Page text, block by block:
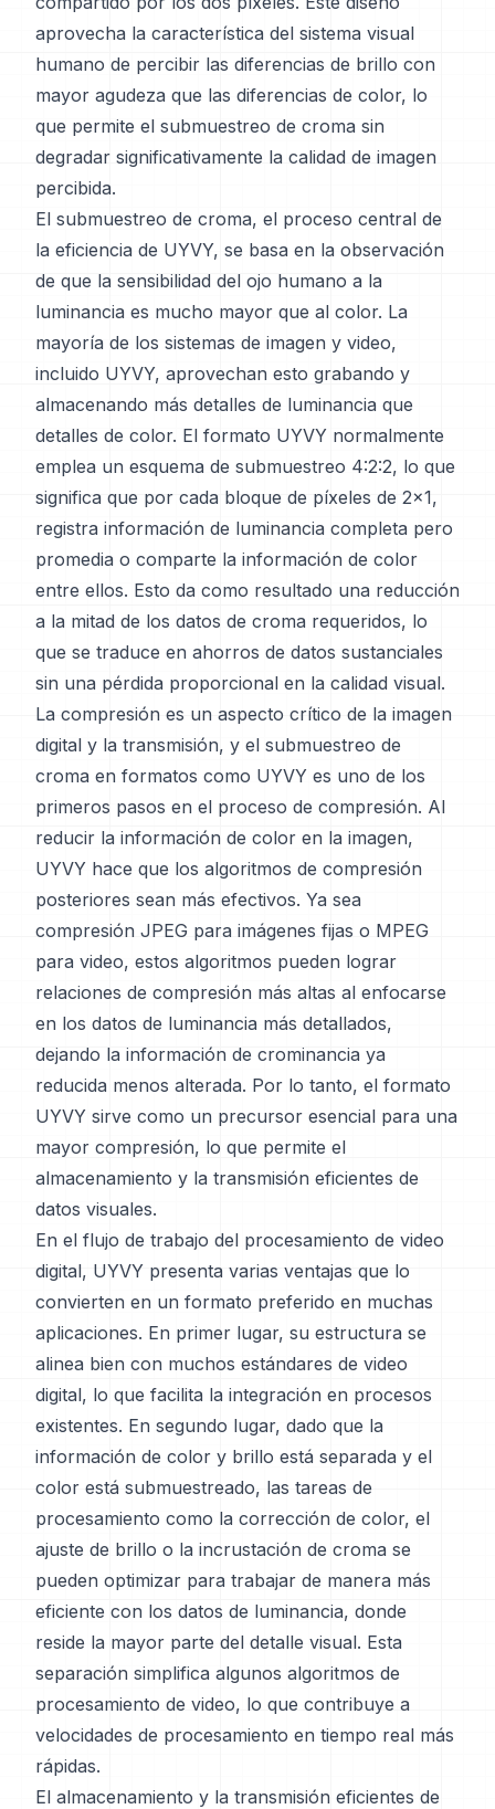
aprovecha la característica del sistema visual
humano de percibir las diferencias de brillo con
mayor agudeza que las diferencias de color, lo
que permite el submuestreo de croma sin
degradar significativamente la calidad de imagen
percibida.
El submuestreo de croma, el proceso central de
la eficiencia de UYVY, se basa en la observación
de que la sensibilidad del ojo humano a la
luminancia es mucho mayor que al color. La
mayoría de los sistemas de imagen y video,
incluido UYVY, aprovechan esto grabando y
almacenando más detalles de luminancia que
detalles de color. El formato UYVY normalmente
emplea un esquema de submuestreo 4:2:2, lo que
significa que por cada bloque de píxeles de 2x1,
registra información de luminancia completa pero
promedia o comparte la información de color
entre ellos. Esto da como resultado una reducción
a la mitad de los datos de croma requeridos, lo
que se traduce en ahorros de datos sustanciales
sin una pérdida proporcional en la calidad visual.
La compresión es un aspecto crítico de la imagen
digital y la transmisión, y el submuestreo de
croma en formatos como UYVY es uno de los
primeros pasos en el proceso de compresión. Al
reducir la información de color en la imagen,
UYVY hace que los algoritmos de compresión
posteriores sean más efectivos. Ya sea
compresión JPEG para imágenes fijas o MPEG
para video, estos algoritmos pueden lograr
relaciones de compresión más altas al enfocarse
en los datos de luminancia más detallados,
dejando la información de crominancia ya
reducida menos alterada. Por lo tanto, el formato
UYVY sirve como un precursor esencial para una
mayor compresión, lo que permite el
almacenamiento y la transmisión eficientes de
datos visuales.
En el flujo de trabajo del procesamiento de video
digital, UYVY presenta varias ventajas que lo
convierten en un formato preferido en muchas
aplicaciones. En primer lugar, su estructura se
alinea bien con muchos estándares de video
digital, lo que facilita la integración en procesos
existentes. En segundo lugar, dado que la
información de color y brillo está separada y el
color está submuestreado, las tareas de
procesamiento como la corrección de color, el
ajuste de brillo o la incrustación de croma se
pueden optimizar para trabajar de manera más
eficiente con los datos de luminancia, donde
reside la mayor parte del detalle visual. Esta
separación simplifica algunos algoritmos de
procesamiento de video, lo que contribuye a
velocidades de procesamiento en tiempo real más
rápidas.
El almacenamiento y la transmisión eficientes de